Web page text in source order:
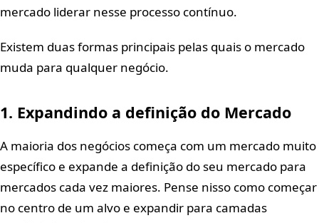
mercado liderar nesse processo contínuo.
Existem duas formas principais pelas quais o mercado
muda para qualquer negócio.
1. Expandindo a definição do Mercado
A maioria dos negócios começa com um mercado muito
específico e expande a definição do seu mercado para
mercados cada vez maiores. Pense nisso como começar
no centro de um alvo e expandir para camadas